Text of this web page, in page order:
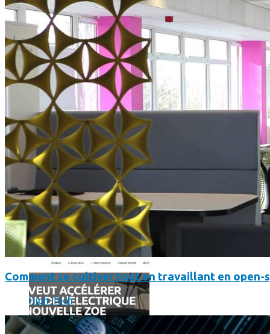
Comment utiliser « Photoshop » gratuitement et légalement
Comment se cultiver tout en travaillant en open-
High-Tech